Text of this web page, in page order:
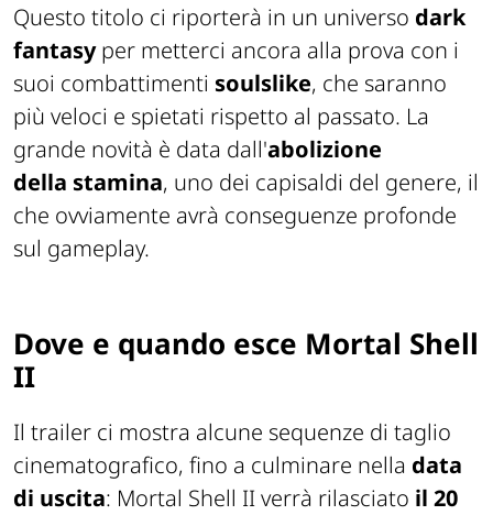
Questo titolo ci riporterà in un universo dark
fantasyper metterci ancora alla prova con i
suoi combattimenti soulslike, che saranno
più veloci e spietati rispetto al passato. La
grande novità è data dall'abolizione
della stamina, uno dei capisaldi del genere, il
che ovviamente avrà conseguenze profonde
sul gameplay.
Dove e quando esce Mortal Shell
II
Il trailer ci mostra alcune sequenze di taglio
cinematografico, fino a culminare nella data
di uscita: Mortal Shell II verrà rilasciato il 20